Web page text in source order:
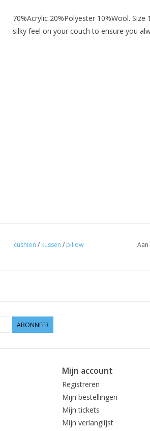
70%Acrylic 20%Polyester 10%Wool.
silky feel on your couch to ensure you
cushion / kussen / pillow
ABONNEER
Mijn account
Registreren
Mijn bestellingen
Mijn tickets
Mijn verlanglijst